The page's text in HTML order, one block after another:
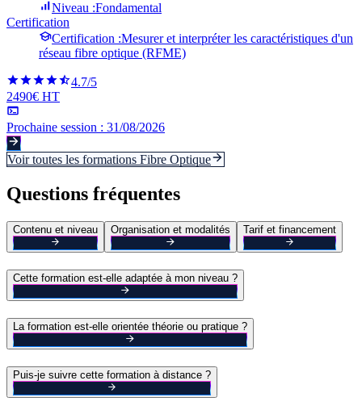
Niveau :Fondamental
Certification
Certification :Mesurer et interpréter les caractéristiques d'un
réseau fibre optique (RFME)
4.7/5
2490€ HT
Prochaine session : 31/08/2026
Voir toutes les formations Fibre Optique
Questions fréquentes
Contenu et niveau Organisation et modalités Tarif et financement
Cette formation est-elle adaptée à mon niveau ?
La formation est-elle orientée théorie ou pratique ?
Puis-je suivre cette formation à distance ?